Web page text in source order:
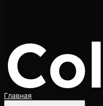
Главная